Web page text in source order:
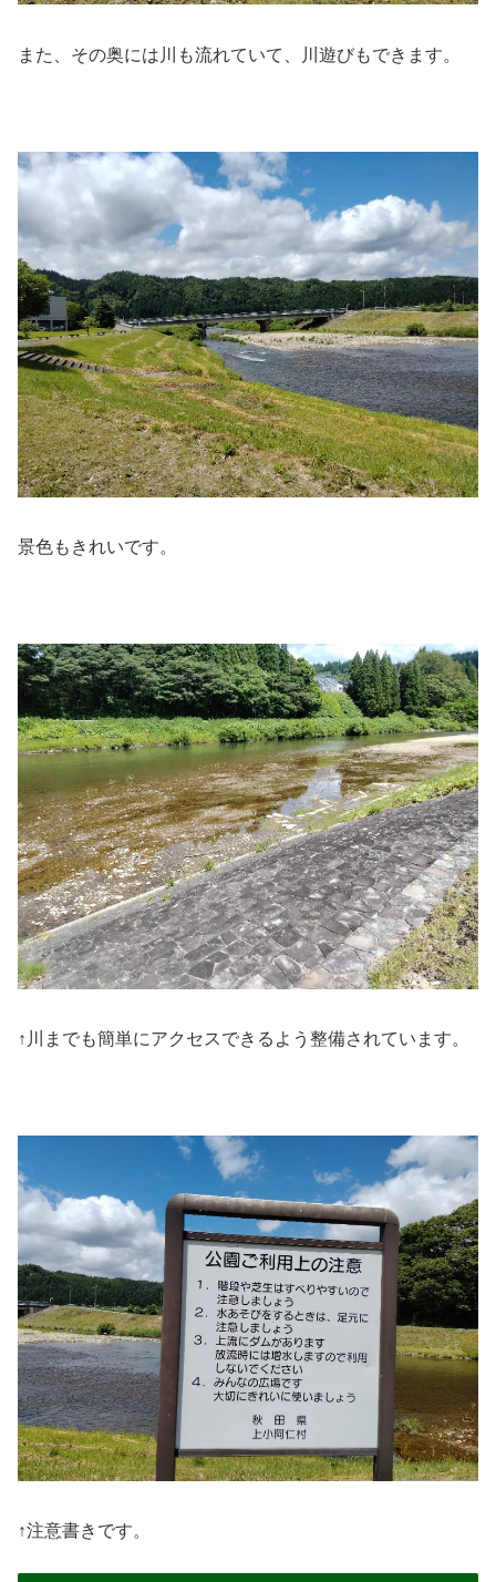
また、その奥には川も流れていて、川遊びもできます。
景色もきれいです。
↑川までも簡単にアクセスできるよう整備されています。
↑注意書きです。